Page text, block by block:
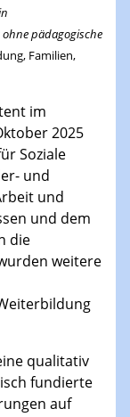
pädagogische
Familien,
im
2025
Soziale
und
und
und dem
die
weitere
qualitativ
fundierte
auf